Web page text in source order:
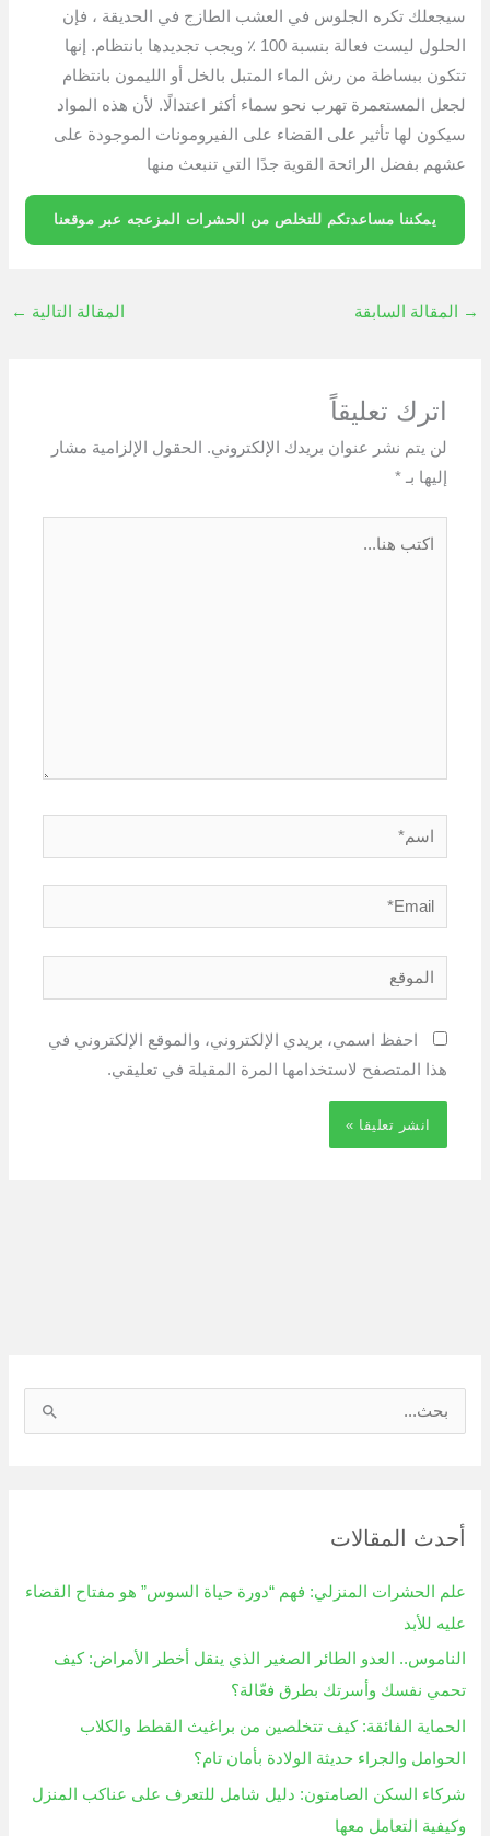
سيجعلك تكره الجلوس في العشب الطازج في الحديقة ، فإن
الحلول ليست فعالة بنسبة 100 ٪ ويجب تجديدها بانتظام. إنها
تتكون ببساطة من رش الماء المتبل بالخل أو الليمون بانتظام
لجعل المستعمرة تهرب نحو سماء أكثر اعتدالًا. لأن هذه المواد
سيكون لها تأثير على القضاء على الفيرومونات الموجودة على
عشهم بفضل الرائحة القوية جدًا التي تنبعث منها
يمكننا مساعدتكم للتخلص من الحشرات المزعجه عبر موقعنا
→ المقالة السابقة المقالة التالية ←
اترك تعليقاً
لن يتم نشر عنوان بريدك الإلكتروني.
الحقول الإلزامية مشار
إليها بـ*
اسم*
Email*
الموقع
احفظ اسمي، بريدي الإلكتروني، والموقع الإلكتروني في
هذا المتصفح لاستخدامها المرة المقبلة في تعليقي.
ثأحدث المقالات
علم الحشرات المنزلي: فهم “دورة حياة السوس” هو مفتاح القضاء
عليه للأبد
الناموس.. العدو الطائر الصغير الذي ينقل أخطر الأمراض: كيف
تحمي نفسك وأسرتك بطرق فعّالة؟
الحماية الفائقة: كيف تتخلصين من براغيث القطط والكلاب
الحوامل والجراء حديثة الولادة بأمان تام؟
شركاء السكن الصامتون: دليل شامل للتعرف على عناكب المنزل
وكيفية التعامل معها